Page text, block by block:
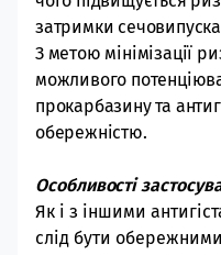
затримки
З метою мінімізації
можливого
прокарбазину та
обережністю.
Особливості
Як і з іншими
слід бути